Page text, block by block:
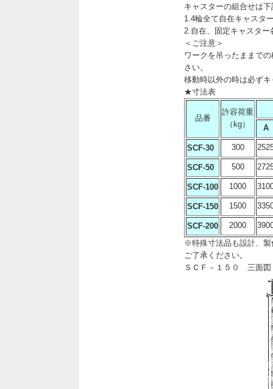
キャスターの組合せは
1.4輪全て自在キャスタ
2.自在、固定キャスタ
＜ご注意＞
ワークを吊ったままで
さい。
移動時以外の時は必ず
★寸法表
品番
許容荷重
（kg）
A
SCF-30 300
SCF-50 500
SCF-100 1000
SCF-150 1500
SCF-200 2000
※特殊寸法品も設計、
ご了承ください。
ＳＣＦ－１５０ 三面図